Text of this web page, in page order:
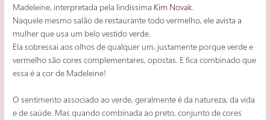
Madeleine, interpretada pela lindíssima Kim Novak.
Naquele mesmo salão de restaurante todo vermelho, ele avista a
mulher que usa um belo vestido verde.
Ela sobressai aos olhos de qualquer um, justamente porque verde e
vermelho são cores complementares, opostas. E fica combinado que
essa é a cor de Madeleine!
O sentimento associado ao verde, geralmente é da natureza, da vida
e de saúde. Mas quando combinada ao preto, conjunto de cores